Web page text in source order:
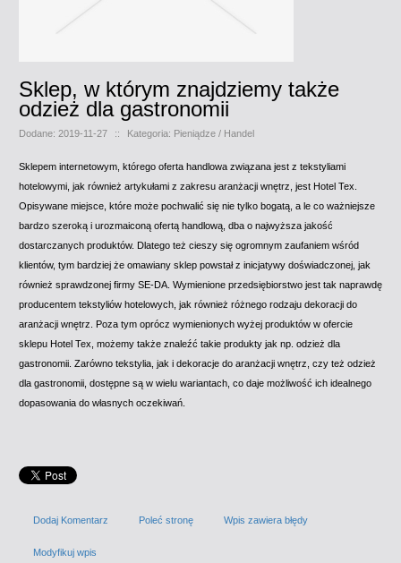
Sklep, w którym znajdziemy także
odzież dla gastronomii
Dodane: 2019-11-27 :: Kategoria: Pieniądze / Handel
Sklepem internetowym, którego oferta handlowa związana jest z tekstyliami
hotelowymi, jak również artykułami z zakresu aranżacji wnętrz, jest Hotel Tex.
Opisywane miejsce, które może pochwalić się nie tylko bogatą, a le co ważniejsze
bardzo szeroką i urozmaiconą ofertą handlową, dba o najwyższa jakość
dostarczanych produktów. Dlatego też cieszy się ogromnym zaufaniem wśród
klientów, tym bardziej że omawiany sklep powstał z inicjatywy doświadczonej, jak
również sprawdzonej firmy SE-DA. Wymienione przedsiębiorstwo jest tak naprawdę
producentem tekstyliów hotelowych, jak również różnego rodzaju dekoracji do
aranżacji wnętrz. Poza tym oprócz wymienionych wyżej produktów w ofercie
sklepu Hotel Tex, możemy także znaleźć takie produkty jak np. odzież dla
gastronomii. Zarówno tekstylia, jak i dekoracje do aranżacji wnętrz, czy też odzież
dla gastronomii, dostępne są w wielu wariantach, co daje możliwość ich idealnego
dopasowania do własnych oczekiwań.
Dodaj Komentarz Poleć stronę Wpis zawiera błędy
Modyfikuj wpis